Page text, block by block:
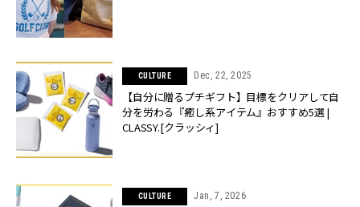
CULTURE Dec, 22, 2025
【自分に贈るプチギフト】目標をクリアして自
分を労わる『癒し系アイテム』おすすめ5選 |
CLASSY.[クラッシィ]
CULTURE Jan, 7, 2026